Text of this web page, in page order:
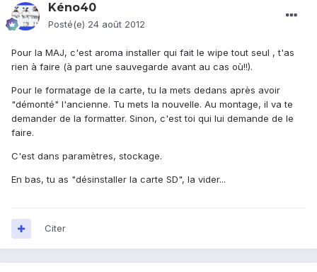
Kéno40
Posté(e) 24 août 2012
Pour la MAJ, c'est aroma installer qui fait le wipe tout seul , t'as
rien à faire (à part une sauvegarde avant au cas où!!).
Pour le formatage de la carte, tu la mets dedans après avoir
"démonté" l'ancienne. Tu mets la nouvelle. Au montage, il va te
demander de la formatter. Sinon, c'est toi qui lui demande de le
faire.
C'est dans paramètres, stockage.
En bas, tu as "désinstaller la carte SD", la vider...
Citer